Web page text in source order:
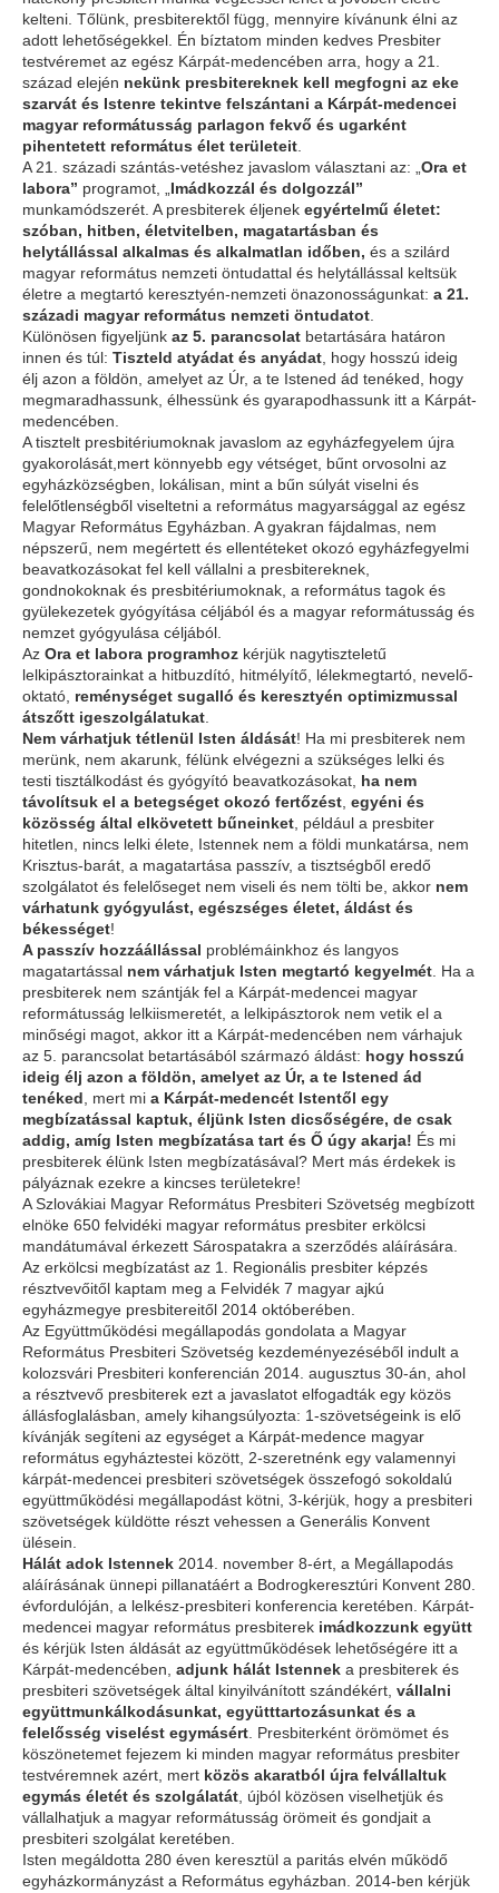
kelteni. Tőlünk, presbiterektől függ, mennyire kívánunk élni az
adott lehetőségekkel. Én bíztatom minden kedves Presbiter
testvéremet az egész Kárpát-medencében arra, hogy a 21.
század elején nekünk presbitereknek kell megfogni az eke
szarvát és Istenre tekintve felszántani a Kárpát-medencei
magyar reformátusság parlagon fekvő és ugarként
pihentetett református élet területeit
A 21. századi szántás-vetéshez javaslom választani az: „ Ora et
labora” programot, „ Imádkozzál és dolgozzál”
munkamódszerét. A presbiterek éljenek egyértelmű életet:
szóban, hitben, életvitelben, magatartásban és
helytállással alkalmas és alkalmatlan időben, és a szilárd
magyar református nemzeti öntudattal és helytállással keltsük
életre a megtartó keresztyén-nemzeti önazonosságunkat: a 21.
századi magyar református nemzeti öntudatot
Különösen figyeljünk az 5. parancsolat betartására határon
innen és túl: Tiszteld atyádat és anyádat , hogy hosszú ideig
élj azon a földön, amelyet az Úr, a te Istened ád tenéked, hogy
megmaradhassunk, élhessünk és gyarapodhassunk itt a Kárpát-
medencében.
A tisztelt presbitériumoknak javaslom az egyházfegyelem újra
gyakorolását,mert könnyebb egy vétséget, bűnt orvosolni az
egyházközségben, lokálisan, mint a bűn súlyát viselni és
felelőtlenségből viseltetni a református magyarsággal az egész
Magyar Református Egyházban. A gyakran fájdalmas, nem
népszerű, nem megértett és ellentéteket okozó egyházfegyelmi
beavatkozásokat fel kell vállalni a presbitereknek,
gondnokoknak és presbitériumoknak, a református tagok és
gyülekezetek gyógyítása céljából és a magyar reformátusság és
nemzet gyógyulása céljából.
Az Ora et labora programhoz kérjük nagytiszteletű
lelkipásztorainkat a hitbuzdító, hitmélyítő, lélekmegtartó, nevelő-
oktató, reménységet sugalló és keresztyén optimizmussal
átszőtt igeszolgálatukat
Nem várhatjuk tétlenül Isten áldását! Ha mi presbiterek nem
merünk, nem akarunk, félünk elvégezni a szükséges lelki és
testi tisztálkodást és gyógyító beavatkozásokat, ha nem
távolítsuk el a betegséget okozó fertőzést egyéni és
közösség által elkövetett bűneinket , például a presbiter
hitetlen, nincs lelki élete, Istennek nem a földi munkatársa, nem
Krisztus-barát, a magatartása passzív, a tisztségből eredő
szolgálatot és felelőseget nem viseli és nem tölti be, akkor nem
várhatunk gyógyulást, egészséges életet, áldást és
békességet!
A passzív hozzáállással problémáinkhoz és langyos
magatartással nem várhatjuk Isten megtartó kegyelmét . Ha a
presbiterek nem szántják fel a Kárpát-medencei magyar
reformátusság lelkiismeretét, a lelkipásztorok nem vetik el a
minőségi magot, akkor itt a Kárpát-medencében nem várhajuk
az 5. parancsolat betartásából származó áldást: hogy hosszú
ideig élj azon a földön, amelyet az Úr, a te Istened ád
tenéked , mert mi a Kárpát-medencét Istentől egy
megbízatással kaptuk, éljünk Isten dicsőségére, de csak
addig, amíg Isten megbízatása tart és Ő úgy akarja! És mi
presbiterek élünk Isten megbízatásával? Mert más érdekek is
pályáznak ezekre a kincses területekre!
A Szlovákiai Magyar Református Presbiteri Szövetség megbízott
elnöke 650 felvidéki magyar református presbiter erkölcsi
mandátumával érkezett Sárospatakra a szerződés aláírására.
Az erkölcsi megbízatást az 1. Regionális presbiter képzés
résztvevőitől kaptam meg a Felvidék 7 magyar ajkú
egyházmegye presbitereitől 2014 októberében.
Az Együttműködési megállapodás gondolata a Magyar
Református Presbiteri Szövetség kezdeményezéséből indult a
kolozsvári Presbiteri konferencián 2014. augusztus 30-án, ahol
a résztvevő presbiterek ezt a javaslatot elfogadták egy közös
állásfoglalásban, amely kihangsúlyozta: 1-szövetségeink is elő
kívánják segíteni az egységet a Kárpát-medence magyar
református egyháztestei között, 2-szeretnénk egy valamennyi
kárpát-medencei presbiteri szövetségek összefogó sokoldalú
együttműködési megállapodást kötni, 3-kérjük, hogy a presbiteri
szövetségek küldötte részt vehessen a Generális Konvent
ülésein.
Hálát adok Istennek 2014. november 8-ért, a Megállapodás
aláírásának ünnepi pillanatáért a Bodrogkeresztúri Konvent 280.
évfordulóján, a lelkész-presbiteri konferencia keretében. Kárpát-
medencei magyar református presbiterek imádkozzunk együtt
és kérjük Isten áldását az együttműködések lehetőségére itt a
Kárpát-medencében, adjunk hálát Istennek a presbiterek és
presbiteri szövetségek által kinyilvánított szándékért, vállalni
együttmunkálkodásunkat, együtttartozásunkat és a
felelősség viselést egymásért . Presbiterként örömömet és
köszönetemet fejezem ki minden magyar református presbiter
testvéremnek azért, mert közös akaratból újra felvállaltuk
egymás életét és szolgálatát , újból közösen viselhetjük és
vállalhatjuk a magyar reformátusság örömeit és gondjait a
presbiteri szolgálat keretében.
Isten megáldotta 280 éven keresztül a paritás elvén működő
egyházkormányzást a Református egyházban. 2014-ben kérjük